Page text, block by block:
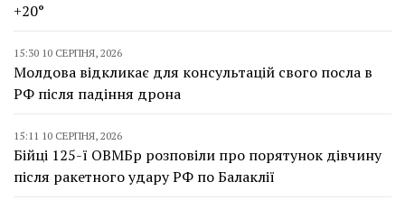
+20°
15:30 10 СЕРПНЯ, 2026
Молдова відкликає для консультацій свого посла в
РФ після падіння дрона
15:11 10 СЕРПНЯ, 2026
Бійці 125-ї ОВМБр розповіли про порятунок дівчину
після ракетного удару РФ по Балаклії